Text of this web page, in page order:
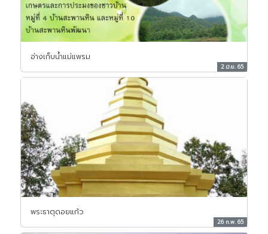
อ่างเก็บน้ำแม่แพรม
2 มิ.ย. 65
พระธาตุดอยแก้ว
26 ก.พ. 65